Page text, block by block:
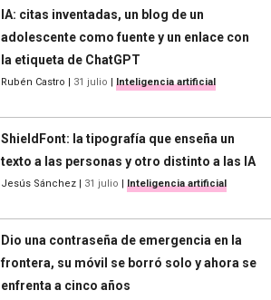
IA: citas inventadas, un blog de un
adolescente como fuente y un enlace con
la etiqueta de ChatGPT
Rubén Castro | 31 julio | Inteligencia artificial
ShieldFont: la tipografía que enseña un
texto a las personas y otro distinto a las IA
Jesús Sánchez | 31 julio | Inteligencia artificial
Dio una contraseña de emergencia en la
frontera, su móvil se borró solo y ahora se
enfrenta a cinco años